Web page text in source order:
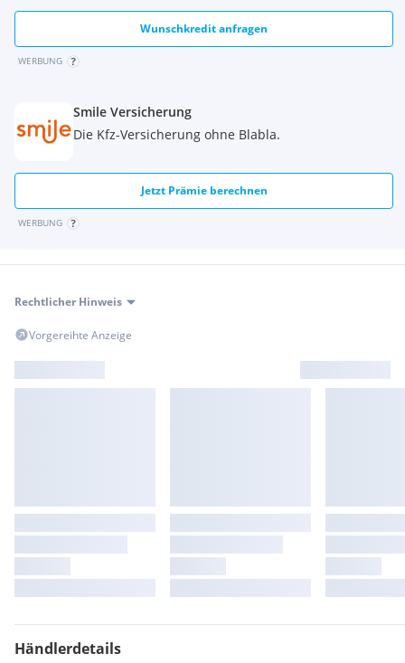
Wunschkredit anfragen
WERBUNG
Smile Versicherung
Die Kfz-Versicherung ohne Blabla.
Jetzt Prämie berechnen
WERBUNG
Rechtlicher Hinweis
Vorgereihte Anzeige
Händlerdetails